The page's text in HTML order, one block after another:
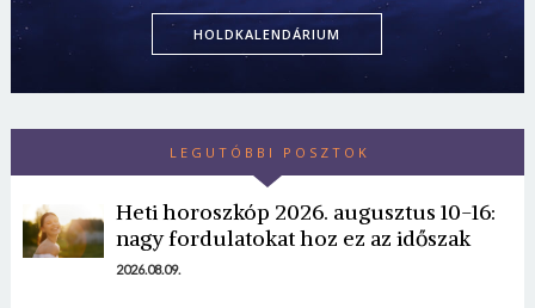
HOLDKALENDÁRIUM
LEGUTÓBBI POSZTOK
Heti horoszkóp 2026. augusztus 10-16:
nagy fordulatokat hoz ez az időszak
2026.08.09.
Borsonline bejelentkezés
E-mail cím vagy felhasználónév